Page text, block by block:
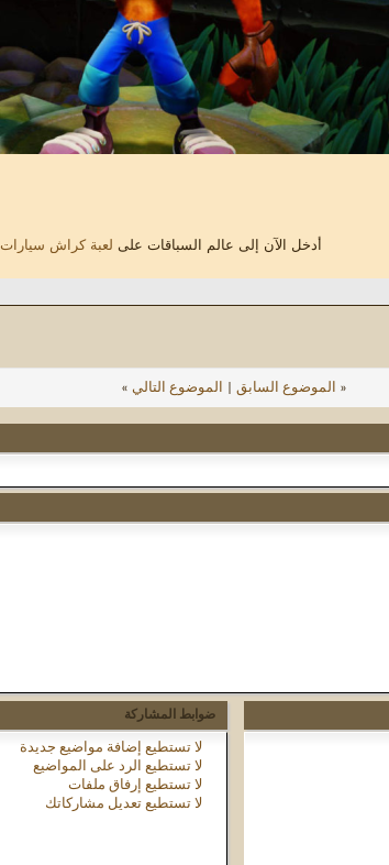
أدخل الآن إلى عالم السباقات على لعبة كراش سيارات Crash Cars
« الموضوع السابق الموضوع التالي »
ضوابط المشاركة
لا تستطيع إضافة مواضيع جديدة
لا تستطيع الرد على المواضيع
لا تستطيع إرفاق ملفات
لا تستطيع تعديل مشاركاتك